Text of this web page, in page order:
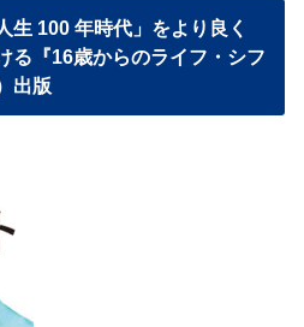
生 100 年時代」をより良く
る『16歳からのライフ・シフ
出版